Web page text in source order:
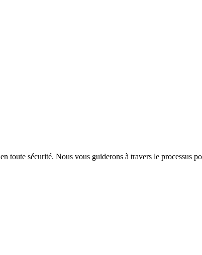
toute sécurité. Nous vous guiderons à travers le processus